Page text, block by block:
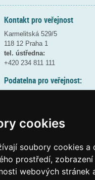
cookies
soubory cookies a
prostředí,
webových stránek
Kontakt pro veřejnost
Karmelitská 529/5
118 12 Praha 1
tel. ústředna:
+420 234 811 111
Podatelna pro veřejnost:
(více informací
Elektronická podatelna:
posta@msmtgov cz